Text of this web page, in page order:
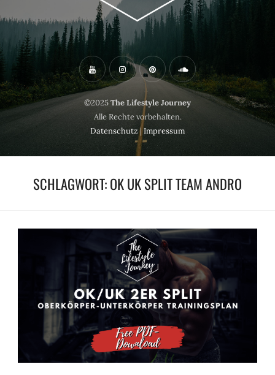
©2025The Lifestyle Journey
Alle Rechte vorbehalten.
Datenschutz|Impressum
SCHLAGWORT:OK UK SPLIT TEAM ANDRO